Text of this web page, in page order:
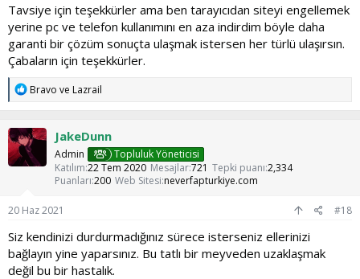
Tavsiye için teşekkürler ama ben tarayıcıdan siteyi engellemek
yerine pc ve telefon kullanımını en aza indirdim böyle daha
garanti bir çözüm sonuçta ulaşmak istersen her türlü ulaşırsın.
Çabaların için teşekkürler.
T
p
k
i
l
e
Bravo ve Lazrail
JakeDunn
Admin
Topluluk Yöneticisi
Katılım 22 Tem 2020 Mesajlar721 Tepki puanı 2,334
Puanları 200 Web Sitesi neverfapturkiye.com
20 Haz 2021 #18
Siz kendinizi durdurmadığınız sürece isterseniz ellerinizi
bağlayın yine yaparsınız. Bu tatlı bir meyveden uzaklaşmak
değil bu bir hastalık.